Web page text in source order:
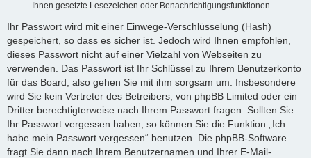
Ihnen gesetzte Lesezeichen oder Benachrichtigungsfunktionen.
Ihr Passwort wird mit einer Einwege-Verschlüsselung (Hash)
gespeichert, so dass es sicher ist. Jedoch wird Ihnen empfohlen,
dieses Passwort nicht auf einer Vielzahl von Webseiten zu
verwenden. Das Passwort ist Ihr Schlüssel zu Ihrem Benutzerkonto
für das Board, also gehen Sie mit ihm sorgsam um. Insbesondere
wird Sie kein Vertreter des Betreibers, von phpBB Limited oder ein
Dritter berechtigterweise nach Ihrem Passwort fragen. Sollten Sie
Ihr Passwort vergessen haben, so können Sie die Funktion „Ich
habe mein Passwort vergessen“ benutzen. Die phpBB-Software
fragt Sie dann nach Ihrem Benutzernamen und Ihrer E-Mail-